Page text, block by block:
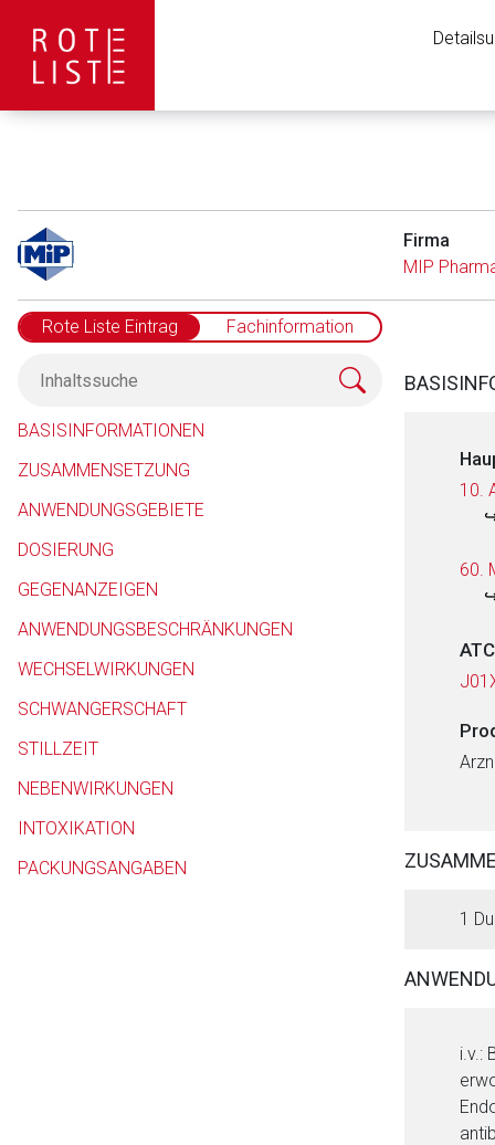
Firma
MIP
Rote Liste Eintrag Fachinformation
BASISINFORMATIONEN
ZUSAMMENSETZUNG
ANWENDUNGSGEBIETE
DOSIERUNG
GEGENANZEIGEN
ANWENDUNGSBESCHRÄNKUNGEN
WECHSELWIRKUNGEN
SCHWANGERSCHAFT
STILLZEIT
NEBENWIRKUNGEN
INTOXIKATION
PACKUNGSANGABEN
10.
60.
ATC
1
i.v.: